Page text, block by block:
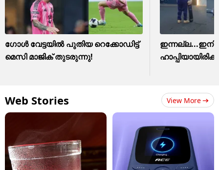
ഗോൾ വേട്ടയിൽ പുതിയ റെക്കോഡിട്ട് ​
മെസി മാജിക് തുടരുന്നു!
Web Stories View More